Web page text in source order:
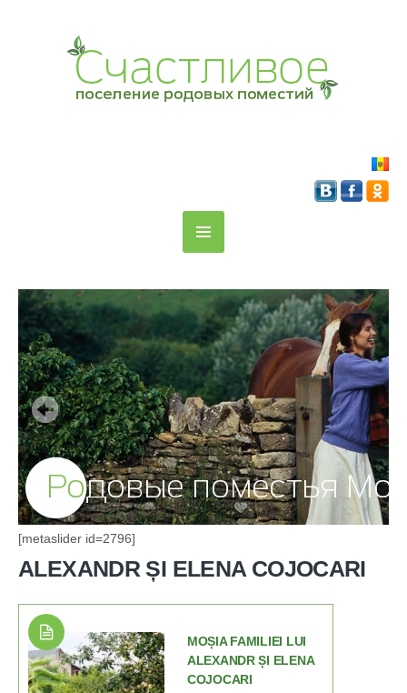
[metaslider id=2796]
ALEXANDR ȘI ELENA COJOCARI
MOȘIA FAMILIEI LUI
ALEXANDR ȘI ELENA
COJOCARI